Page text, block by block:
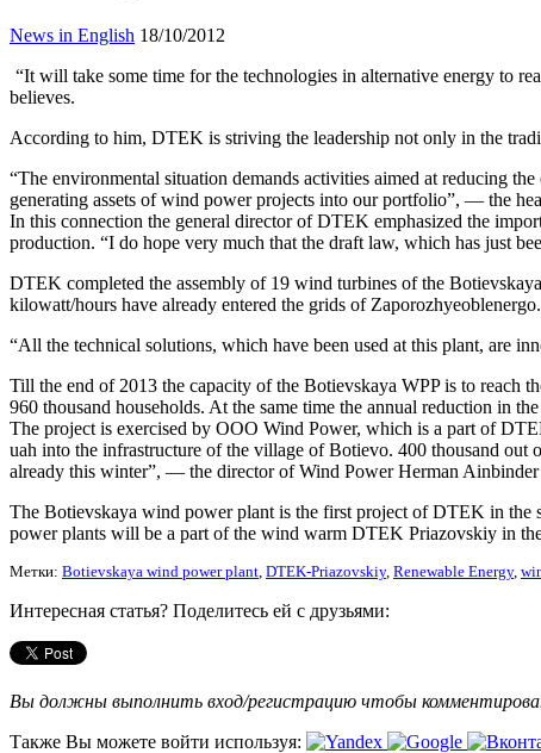
News in English 18/10/2012
“It will take some time for the technologies in alternative energy to
believes.
According to him, DTEK is striving the leadership not only in the
“The environmental situation demands activities aimed at reducing
generating assets of wind power projects into our portfolio”, — the
In this connection the general director of DTEK emphasized the
production. “I do hope very much that the draft law, which has just
DTEK completed the assembly of 19 wind turbines of the
kilowatt/hours have already entered the grids of Zaporozhyeoblenergo.
“All the technical solutions, which have been used at this plant, are
Till the end of 2013 the capacity of the Botievskaya WPP is to reach
960 thousand households. At the same time the annual reduction in
The project is exercised by OOO Wind Power, which is a part of
uah into the infrastructure of the village of Botievo. 400 thousand out
already this winter”, — the director of Wind Power Herman Ainbinder
The Botievskaya wind power plant is the first project of DTEK in the
power plants will be a part of the wind warm DTEK Priazovskiy in
Метки: Botievskaya wind power plant, DTEK-Priazovskiy, Renewable Energy,
Интересная статья? Поделитесь ей с друзьями:
Вы должны выполнить вход/регистрацию чтобы
Также Вы можете войти используя: